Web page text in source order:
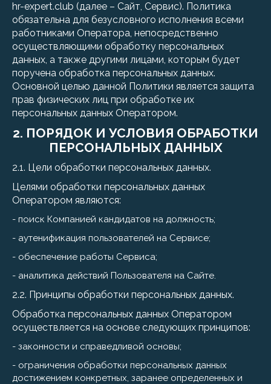
hr-expert.club (далее – Сайт, Сервис). Политика
обязательна для безусловного исполнения всеми
работниками Оператора, непосредственно
осуществляющими обработку персональных
данных, а также другими лицами, которым будет
поручена обработка персональных данных.
Основной целью данной Политики является защита
прав физических лиц при обработке их
персональных данных Оператором.
2. ПОРЯДОК И УСЛОВИЯ ОБРАБОТКИ
ПЕРСОНАЛЬНЫХ ДАННЫХ
2.1. Цели обработки персональных данных.
Целями обработки персональных данных
Оператором являются:
- поиск Компанией кандидатов на должность;
- аутенификация пользователей на Сервисе;
- обеспечение работы Сервиса;
- аналитика действий Пользователя на Сайте.
2.2. Принципы обработки персональных данных.
Обработка персональных данных Оператором
осуществляется на основе следующих принципов:
- законности и справедливой основы;
- ограничения обработки персональных данных
достижением конкретных, заранее определенных и